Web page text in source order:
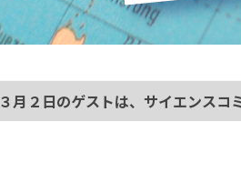
３月２日のゲストは、サイエンス